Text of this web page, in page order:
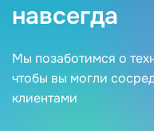
навсегда
Мы позаботимся о
чтобы вы могли
клиентами